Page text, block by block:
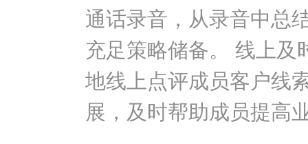
通话录音，从录音中总
充足策略储备。 线上及
地线上点评成员客户线
展，及时帮助成员提高